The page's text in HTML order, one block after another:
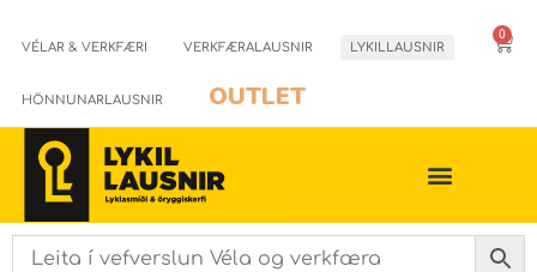
VÉLAR & VERKFÆRI VERKFÆRALAUSNIR LYKILLAUSNIR
HÖNNUNARLAUSNIR OUTLET
0